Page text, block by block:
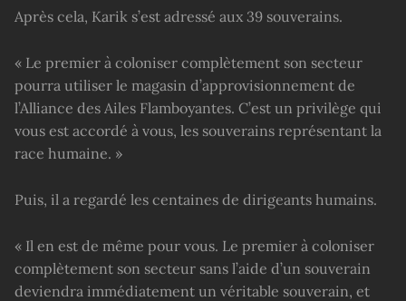
Après cela, Karik s’est adressé aux 39 souverains.
« Le premier à coloniser complètement son secteur
pourra utiliser le magasin d’approvisionnement de
l’Alliance des Ailes Flamboyantes. C’est un privilège qui
vous est accordé à vous, les souverains représentant la
race humaine. »
Puis, il a regardé les centaines de dirigeants humains.
« Il en est de même pour vous. Le premier à coloniser
complètement son secteur sans l’aide d’un souverain
deviendra immédiatement un véritable souverain, et